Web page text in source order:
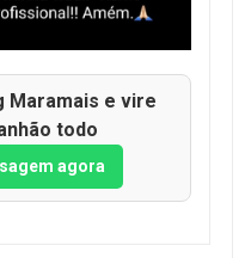
Maramais e vire
todo
agora